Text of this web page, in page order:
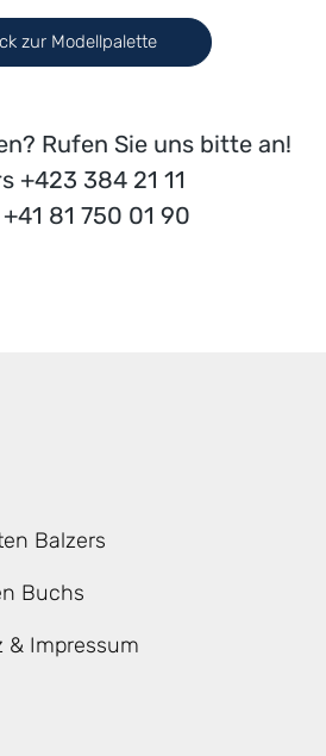
zur Modellpalette
Rufen Sie uns bitte an!
+423 384 21 11
81 750 01 90
Balzers
Buchs
& Impressum